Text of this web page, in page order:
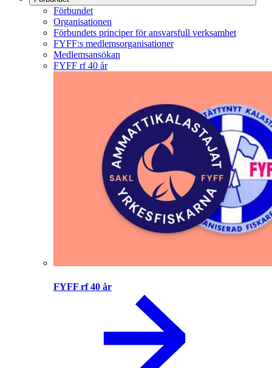
Förbundet
Organisationen
Förbundets principer för ansvarsfull verksamhet
FYFF:s medlemsorganisationer
Medlemsansökan
FYFF rf 40 år
FYFF rf 40 år